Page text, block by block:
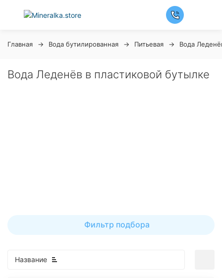
Главная Вода бутилированная Питьевая Вода
Вода Леденёв в пластиковой бутылке
Фильтр подбора
Название